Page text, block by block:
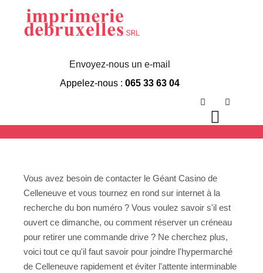
Envoyez-nous un e-mail
Appelez-nous : 065 33 63 04
Géant Casino
Celleneuve
Vous avez besoin de contacter le Géant Casino de
Celleneuve et vous tournez en rond sur internet à la
recherche du bon numéro ? Vous voulez savoir s'il est
ouvert ce dimanche, ou comment réserver un créneau
pour retirer une commande drive ? Ne cherchez plus,
voici tout ce qu'il faut savoir pour joindre l'hypermarché
de Celleneuve rapidement et éviter l'attente interminable